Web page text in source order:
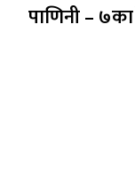
पाणिनी –